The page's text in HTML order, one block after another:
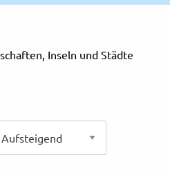
Inseln und Städte